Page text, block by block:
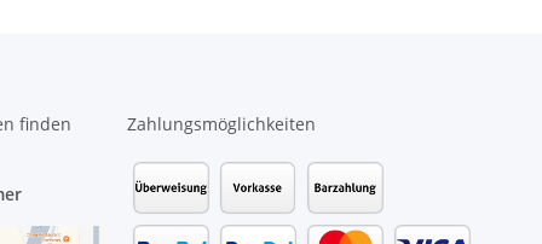
finden Zahlungsmöglichkeiten